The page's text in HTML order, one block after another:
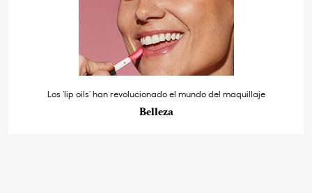
Los ‘lip oils’ han revolucionado el mundo del maquillaje
Belleza